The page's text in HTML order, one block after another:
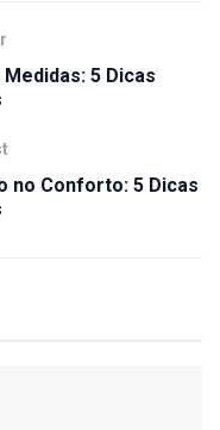
5 Dicas
no Conforto: 5 Dicas